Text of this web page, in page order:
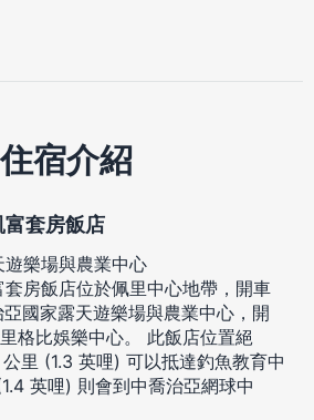
住宿介紹
套房飯店
樂場與農業中心
房飯店位於佩里中心地帶，開車
國家露天遊樂場與農業中心，開
格比娛樂中心。 此飯店位置絕
里 (1.3 英哩) 可以抵達釣魚教育中
英哩) 則會到中喬治亞網球中